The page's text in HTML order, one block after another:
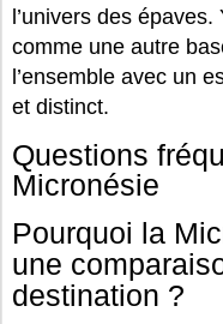
l’univers des
comme une autre
l’ensemble avec un
et distinct.
Questions
Micronésie
Pourquoi la
une
destination ?